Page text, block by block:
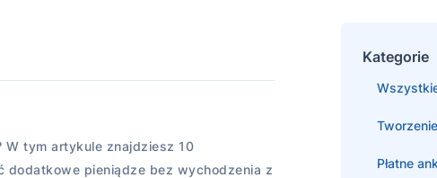
tym artykule znajdziesz 10
dodatkowe pieniądze bez wychodzenia z
Kategorie
Płatne